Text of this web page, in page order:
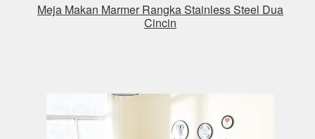
Meja Makan Marmer Rangka Stainless Steel Dua
Cincin